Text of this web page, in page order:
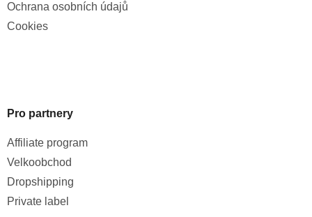
Ochrana osobních údajů
Cookies
Pro partnery
Affiliate program
Velkoobchod
Dropshipping
Private label